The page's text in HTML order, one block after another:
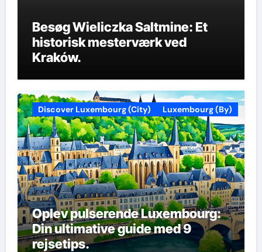
Besøg Wieliczka Saltmine: Et
historisk mesterværk ved
Kraków.
Discover Luxembourg (City) Luxembourg (By)
Oplev pulserende Luxembourg:
Din ultimative guide med 9
rejsetips.